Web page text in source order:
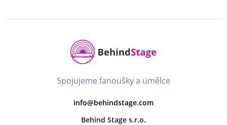
Spojujeme fanoušky a umělce
info@behindstage.com
Behind Stage s.r.o.